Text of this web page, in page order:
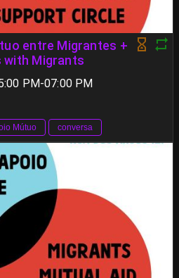
entre Migrantes +
with Migrants
PM-07:00 PM
Mútuo conversa